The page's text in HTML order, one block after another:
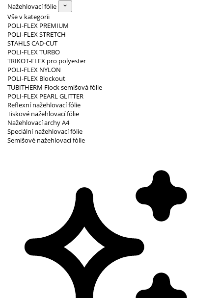
Nažehlovací fólie
Vše v kategorii
POLI-FLEX PREMIUM
POLI-FLEX STRETCH
STAHLS CAD-CUT
POLI-FLEX TURBO
TRIKOT-FLEX pro polyester
POLI-FLEX NYLON
POLI-FLEX Blockout
TUBITHERM Flock semišová fólie
POLI-FLEX PEARL GLITTER
Reflexní nažehlovací fólie
Tiskové nažehlovací fólie
Nažehlovací archy A4
Speciální nažehlovací fólie
Semišové nažehlovací fólie